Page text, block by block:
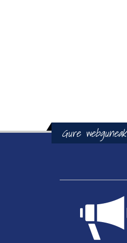
Gure webguneak